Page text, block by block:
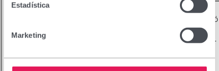
Estadística
Marketingwww.vinas.es
Recull
l’acceptació
de les
cookies per
l’usuari.